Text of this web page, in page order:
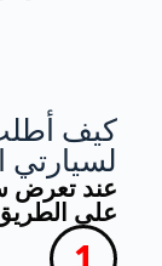
كيف
لسيارتي
عند تعرض
على